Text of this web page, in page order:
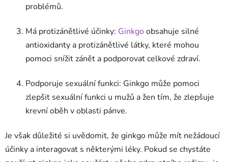
problémů.
Má protizánětlivé účinky: Ginkgoobsahuje silné
antioxidanty a protizánětlivé látky, které mohou
pomoci snížit zánět a podporovat celkové zdraví.
Podporuje sexuální funkci: Ginkgo může pomoci
zlepšit sexuální funkci u mužů a žen tím, že zlepšuje
krevní oběh v oblasti pánve.
Je však důležité si uvědomit, že ginkgo může mít nežádoucí
účinky a interagovat s některými léky. Pokud se chystáte